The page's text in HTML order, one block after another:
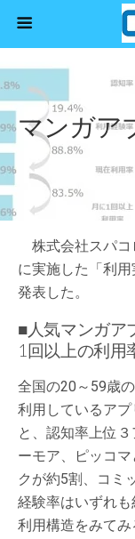
マンガア
株式会社スパコ
に実施した「利
発表した。
■人気マンガア
1回以上の利用
全国の20～59歳
利用しているア
と、認知率上位
ーモア、ピッコ
クが約5割、コミ
経験率はいずれも
利用構造をみて